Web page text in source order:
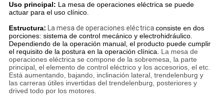
Uso principal: La mesa de operaciones eléctrica se puede
actuar para el uso clínico.
Estructura: La mesa de operaciones eléctricaconsiste en dos
porciones: sistema de control mecánico y electrohidráulico.
Dependiendo de la operación manual, el producto puede cumplir
el requisito de la postura en la operación clínica. La mesa de
operaciones eléctrica se compone de la sobremesa, la parte
principal, el elemento de control eléctrico y los accesorios, el etc.
Está aumentando, bajando, inclinación lateral, trendelenburg y
las carreras útiles invertidas del trendelenburg, posteriores y
drived todo por los motores.